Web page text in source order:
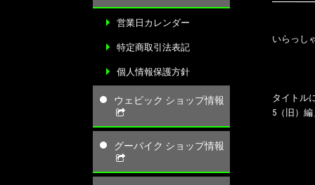
営業日カレンダー
特定商取引法表記
個人情報保護方針
ウェビック ショップ情報
グーバイク ショップ情報
いらっし
タイトル
5（旧）